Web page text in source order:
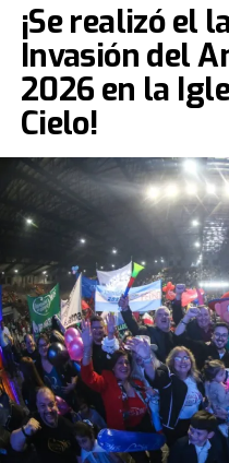
¡Se realizó el
Invasión del
2026 en la
Cielo!